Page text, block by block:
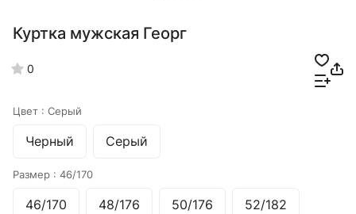
Куртка мужская Георг
0
Цвет : Серый
Черный Серый
Размер : 46/170
46/170 48/176 50/176 52/182